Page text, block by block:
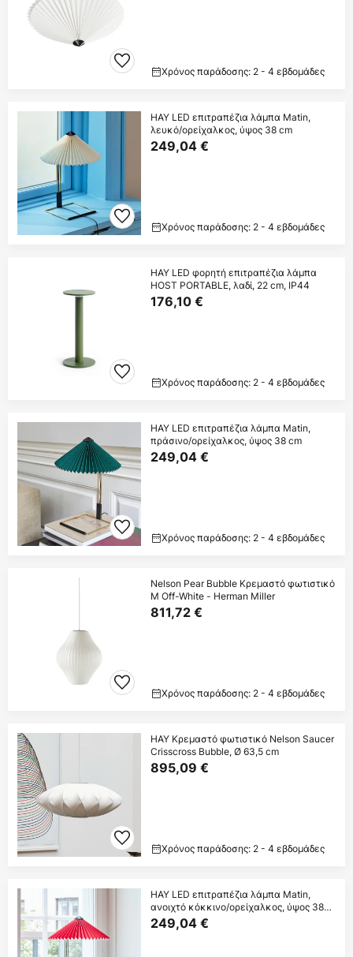
Χρόνος παράδοσης: 2 - 4 εβδομάδες
HAY LED επιτραπέζια λάμπα Matin,
λευκό/ορείχαλκος, ύψος 38 cm
249,04 €
Χρόνος παράδοσης: 2 - 4 εβδομάδες
HAY LED φορητή επιτραπέζια λάμπα
HOST PORTABLE, λαδί, 22 cm, IP44
176,10 €
Χρόνος παράδοσης: 2 - 4 εβδομάδες
HAY LED επιτραπέζια λάμπα Matin,
πράσινο/ορείχαλκος, ύψος 38 cm
249,04 €
Χρόνος παράδοσης: 2 - 4 εβδομάδες
Nelson Pear Bubble Κρεμαστό φωτιστικό
M Off-White - Herman Miller
811,72 €
Χρόνος παράδοσης: 2 - 4 εβδομάδες
HAY Κρεμαστό φωτιστικό Nelson Saucer
Crisscross Bubble, Ø 63,5 cm
895,09 €
Χρόνος παράδοσης: 2 - 4 εβδομάδες
HAY LED επιτραπέζια λάμπα Matin,
ανοιχτό κόκκινο/ορείχαλκος, ύψος 38
cm
249,04 €